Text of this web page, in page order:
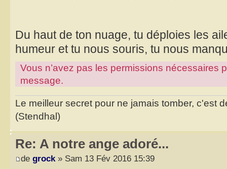
Du haut de ton nuage, tu déploies les
humeur et tu nous souris, tu nous
Vous n’avez pas les permissions nécessaires
message.
Le meilleur secret pour ne jamais tomber, c'est
(Stendhal)
Re: A notre ange adoré...
de grock» Sam 13 Fév 2016 15:39